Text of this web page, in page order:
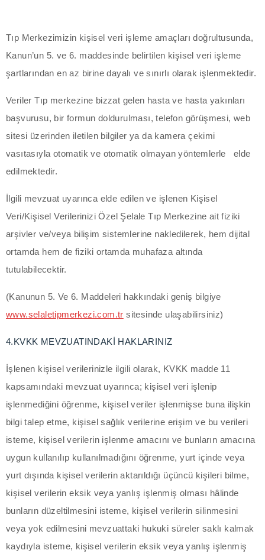
giriş
bonusu
bonusu
giriş
Tıp Merkezimizin kişisel veri işleme amaçları doğrultusunda,
Kanun’un 5. ve 6. maddesinde belirtilen kişisel veri işleme
şartlarından en az birine dayalı ve sınırlı olarak işlenmektedir.
Veriler Tıp merkezine bizzat gelen hasta ve hasta yakınları
başvurusu, bir formun doldurulması, telefon görüşmesi, web
sitesi üzerinden iletilen bilgiler ya da kamera çekimi
vasıtasıyla otomatik ve otomatik olmayan yöntemlerle elde
edilmektedir.
İlgili mevzuat uyarınca elde edilen ve işlenen Kişisel
Veri/Kişisel Verilerinizi Özel Şelale Tıp Merkezine ait fiziki
arşivler ve/veya bilişim sistemlerine nakledilerek, hem dijital
ortamda hem de fiziki ortamda muhafaza altında
tutulabilecektir.
(Kanunun 5. Ve 6. Maddeleri hakkındaki geniş bilgiye
www.selaletipmerkezi.com.tr sitesinde ulaşabilirsiniz)
4.KVKK MEVZUATINDAKİ HAKLARINIZ
İşlenen kişisel verilerinizle ilgili olarak, KVKK madde 11
kapsamındaki mevzuat uyarınca; kişisel veri işlenip
işlenmediğini öğrenme, kişisel veriler işlenmişse buna ilişkin
bilgi talep etme, kişisel sağlık verilerine erişim ve bu verileri
isteme, kişisel verilerin işlenme amacını ve bunların amacına
uygun kullanılıp kullanılmadığını öğrenme, yurt içinde veya
yurt dışında kişisel verilerin aktarıldığı üçüncü kişileri bilme,
kişisel verilerin eksik veya yanlış işlenmiş olması hâlinde
bunların düzeltilmesini isteme, kişisel verilerin silinmesini
veya yok edilmesini mevzuattaki hukuki süreler saklı kalmak
kaydıyla isteme, kişisel verilerin eksik veya yanlış işlenmiş